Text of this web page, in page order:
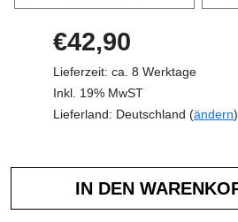
€42,90
Lieferzeit: ca. 8 Werktage
Inkl. 19% MwST
Lieferland: Deutschland (ändern)